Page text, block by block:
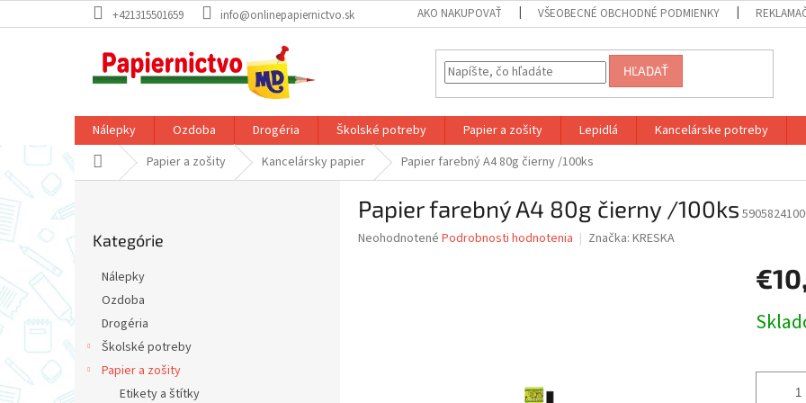
na
+421315501659 info@onlinepapiernictvo.sk AKO NAKUPOVAŤ VŠEOBECNÉ OBCHODNÉ PODMIENKY
HĽADAŤ
Nálepky Ozdoba Drogéria Školské potreby Papier a zošity Lepidlá Kancelárske potreby
DomovPapier a zošity Kancelársky papier Papier farebný A4 80g čierny /100ks
o
kategórie
Kategórie
Nálepky
Ozdoba
Drogéria
Školské potreby
Papier a zošity
Etikety a štítky
Papier farebný A4 80g čierny /100ks
Priemerné
Neohodnotené Podrobnosti hodnotenia Značka: KRESKA
cena: